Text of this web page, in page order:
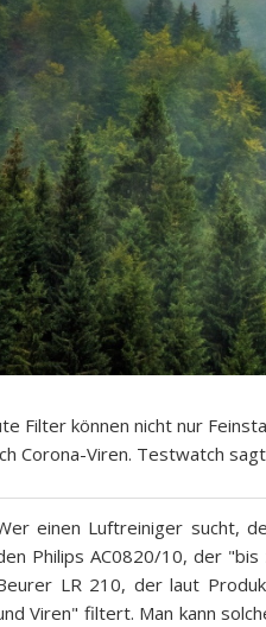
Filter können nicht nur
Corona-Viren. Testwatch
einen Luftreiniger sucht,
Philips AC0820/10, der
LR 210, der laut
Viren" filtert. Man kann